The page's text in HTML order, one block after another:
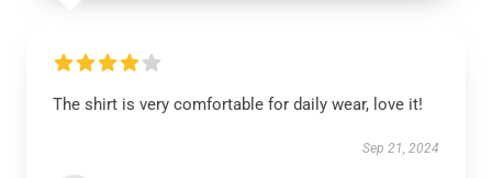
The shirt is very comfortable for daily wear, love it!
Sep 21, 2024